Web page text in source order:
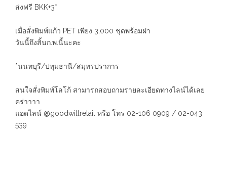
ส่งฟรี BKK+3*
เมื่อสั่งพิมพ์แก้ว PET เพียง 3,000 ชุดพร้อมฝา
วันนี้ถึงสิ้นก.พ.นี้นะคะ
*นนทบุรี/ปทุมธานี/สมุทรปราการ
สนใจสั่งพิมพ์โลโก้ สามารถสอบถามรายละเอียดทางไลน์ได้เลย
คร่าาาา
แอดไลน์ @goodwillretail หรือ โทร 02-106 0909 / 02-043
539